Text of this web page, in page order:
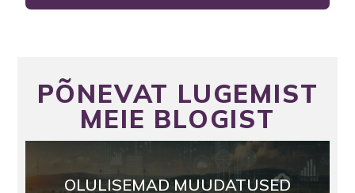
PÕNEVAT LUGEMIST
MEIE BLOGIST
OLULISEMAD MUUDATUSED